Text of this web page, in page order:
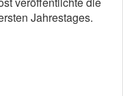
Jahrestages.